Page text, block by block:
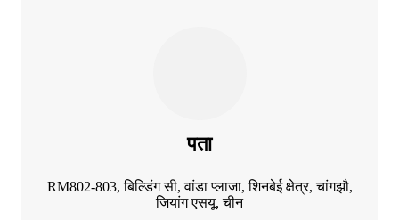
पता
RM802-803, बिल्डिंग सी, वांडा प्लाजा, शिनबेई क्षेत्र, चांगझौ,
जियांग एसयू, चीन